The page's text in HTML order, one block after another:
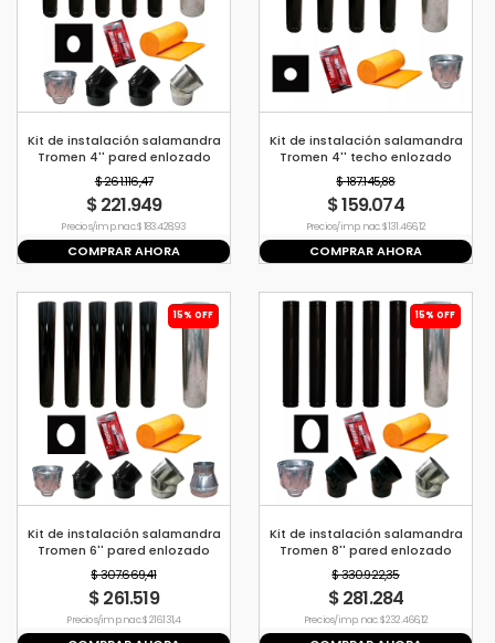
Kit de instalación salamandra
Tromen 4'' pared enlozado
$ 261.116,47
$ 221.949
Precio s/imp. nac. $ 183.428,93
COMPRAR AHORA
Kit de instalación salamandra
Tromen 4'' techo enlozado
$ 187.145,88
$ 159.074
Precio s/imp. nac. $ 131.466,12
COMPRAR AHORA
15% OFF
Kit de instalación salamandra
Tromen 6'' pared enlozado
$ 307.669,41
$ 261.519
Precio s/imp. nac. $ 216.131,4
15% OFF
Kit de instalación salamandra
Tromen 8'' pared enlozado
$ 330.922,35
$ 281.284
Precio s/imp. nac. $ 232.466,12